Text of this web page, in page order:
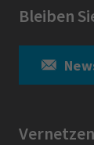
Bleiben